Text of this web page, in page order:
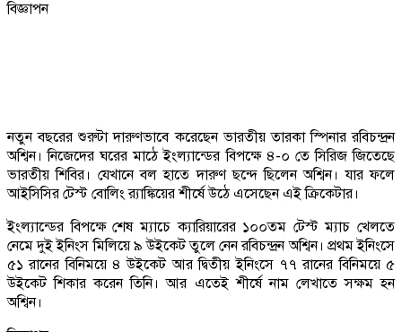
বিজ্ঞাপন
নতুন বছরের শুরুটা দারুণভাবে করেছেন ভারতীয় তারকা স্পিনার রবিচন্দ্রন
অশ্বিন। নিজেদের ঘরের মাঠে ইংল্যান্ডের বিপক্ষে ৪-০ তে সিরিজ জিতেছে
ভারতীয় শিবির। যেখানে বল হাতে দারুণ ছন্দে ছিলেন অশ্বিন। যার ফলে
আইসিসির টেস্ট বোলিং র‌্যাঙ্কিয়ের শীর্ষে উঠে এসেছেন এই ক্রিকেটার।
ইংল্যান্ডের বিপক্ষে শেষ ম্যাচে ক্যারিয়ারের ১০০তম টেস্ট ম্যাচ খেলতে
নেমে দুই ইনিংস মিলিয়ে ৯ উইকেট তুলে নেন রবিচন্দ্রন অশ্বিন। প্রথম ইনিংসে
৫১ রানের বিনিময়ে ৪ উইকেট আর দ্বিতীয় ইনিংসে ৭৭ রানের বিনিময়ে ৫
উইকেট শিকার করেন তিনি। আর এতেই শীর্ষে নাম লেখাতে সক্ষম হন
অশ্বিন।